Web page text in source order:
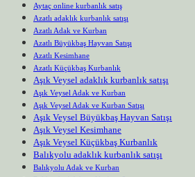
Aytaç online kurbanlık satış
Azatlı adaklık kurbanlık satışı
Azatlı Adak ve Kurban
Azatlı Büyükbaş Hayvan Satışı
Azatlı Kesimhane
Azatlı Küçükbaş Kurbanlık
Aşık Veysel adaklık kurbanlık satışı
Aşık Veysel Adak ve Kurban
Aşık Veysel Adak ve Kurban Satışı
Aşık Veysel Büyükbaş Hayvan Satışı
Aşık Veysel Kesimhane
Aşık Veysel Küçükbaş Kurbanlık
Balıkyolu adaklık kurbanlık satışı
Balıkyolu Adak ve Kurban